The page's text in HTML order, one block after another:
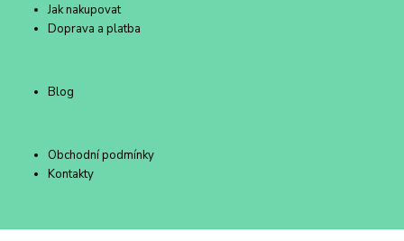
Jak nakupovat
Doprava a platba
Blog
Obchodní podmínky
Kontakty